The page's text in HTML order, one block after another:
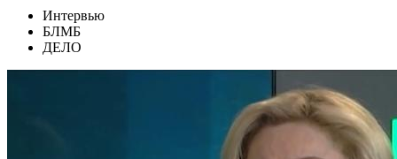
Интервью
БЛМБ
ДЕЛО